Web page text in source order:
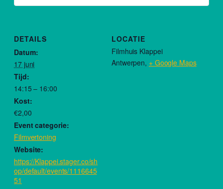
DETAILS
Datum:
17 juni
Tijd:
14:15 – 16:00
Kost:
€2,00
Event categorie:
Filmvertoning
Website:
https://Klappei.stager.co/sh
op/default/events/1116645
51
LOCATIE
Filmhuis Klappei
Antwerpen, + Google Maps